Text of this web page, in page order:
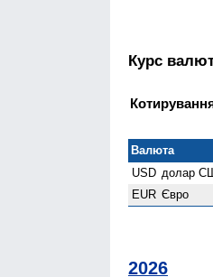
Курс
Валюта
USD долар
EUR Євро
2026